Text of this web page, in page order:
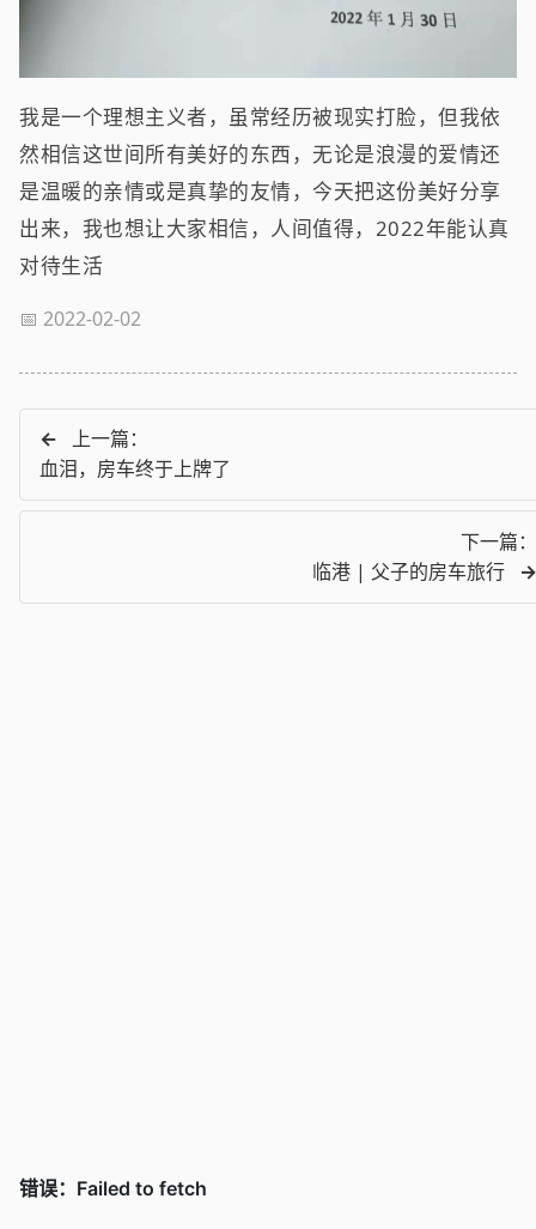
我是一个理想主义者，虽常经历被现实打脸，但我依
然相信这世间所有美好的东西，无论是浪漫的爱情还
是温暖的亲情或是真挚的友情，今天把这份美好分享
出来，我也想让大家相信，人间值得，2022年能认真
对待生活
📅 2022-02-02
← 上一篇：
血泪，房车终于上牌了
下一篇：
临港 | 父子的房车旅行
→